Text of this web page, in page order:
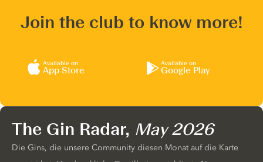
Join the club to know more!
Available on
App Store
Available on
Google Play
The Gin Radar, May 2026
Die Gins, die unsere Community diesen Monat auf die Karte